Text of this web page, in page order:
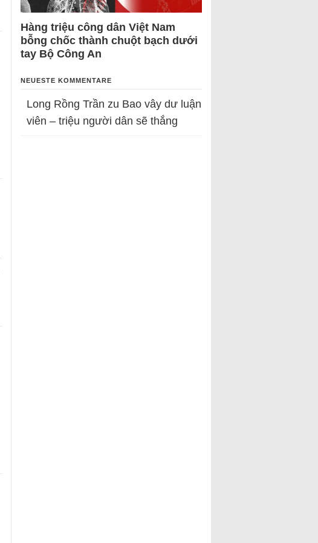
Hàng triệu công dân Việt Nam
bỗng chốc thành chuột bạch dưới
tay Bộ Công An
NEUESTE KOMMENTARE
Long Rồng Trần zu Bao vây dư luận
viên – triệu người dân sẽ thắng